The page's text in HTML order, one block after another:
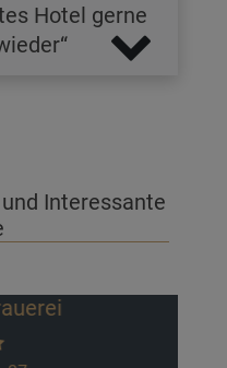
Hotel gerne
Interessante